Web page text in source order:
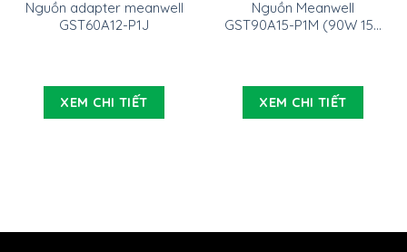
Nguồn adapter meanwell
GST60A12-P1J
XEM CHI TIẾT
Nguồn Meanwell
GST90A15-P1M (90W 15V
XEM CHI TIẾT